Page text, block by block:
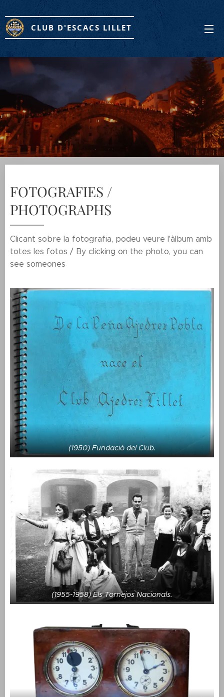
CLUB D'ESCACS LILLET
FOTOGRAFIES /
PHOTOGRAPHS
Clicant sobre la fotografia, podeu veure l'àlbum amb
totes les fotos / By clicking on the photo, you can
see someones
(1950) Fundació del Club.
(1955-1958) Els Tornejos Nacionals.